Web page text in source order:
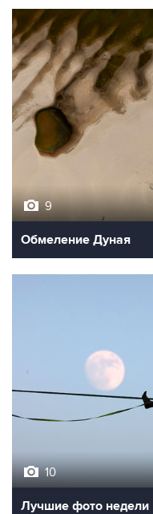
9
Обмеление Дуная
10
Лучшие фото недели